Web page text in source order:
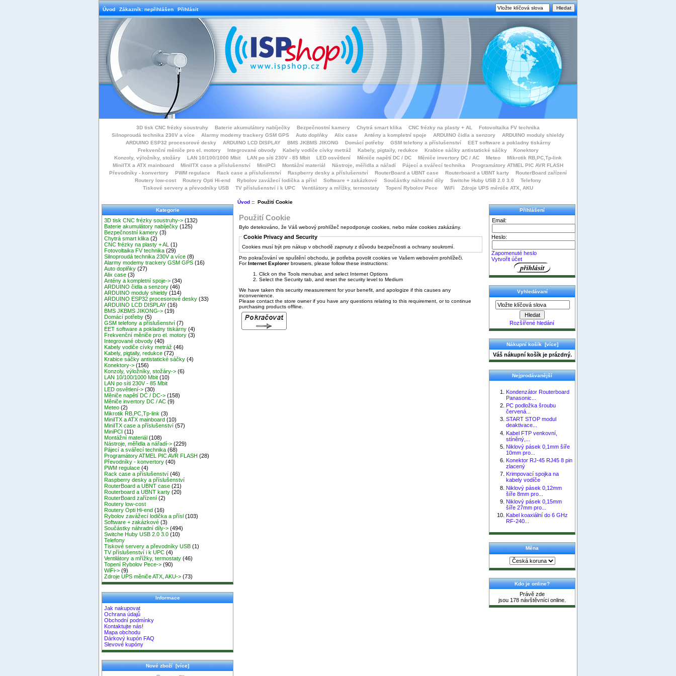
Úvod Zákazník: nepřihlášen Přihlásit
3D tisk CNC frézky soustruhy Baterie akumulátory nabíječky Bezpečnostní kamery Chytrá smart klika CNC frézky na plasty + AL
Fotovoltaika FV technika
Silnoproudá technika 230V a více
Alarmy modemy trackery GSM GPS Auto doplňky Alix case Antény a kompletní spoje ARDUINO čidla a senzory
ARDUINO moduly shieldy
ARDUINO ESP32 procesorové desky
ARDUINO LCD DISPLAY BMS JKBMS JIKONG Domácí potřeby GSM telefony a příslušenství
EET software a pokladny tiskárny
Frekvenční měniče pro el. motory
Integrované obvody Kabely vodiče cívky metráž Kabely, pigtaily, redukce Krabice sáčky antistatické sáčky
Konektory
Konzoly, výložníky, stožáry
LAN 10/100/1000 Mbit LAN po síti 230V - 85 Mbit LED osvětlení Měniče napětí DC / DC Měniče invertory DC / AC Meteo
Mikrotik RB,PC,Tp-link
MiniITX a ATX mainboard
MiniITX case a příslušenství MiniPCI Montážní materiál Nástroje, měřidla a nářadí Pájecí a svářecí technika
Programátory ATMEL PIC AVR FLASH
Převodníky - konvertory
PWM regulace Rack case a příslušenství Raspberry desky a příslušenství RouterBoard a UBNT case Routerboard a UBNT karty
RouterBoard zařízení
Routery low-cost
Routery Opti Hi-end Rybolov zavážecí lodička a přísl Software + zakázkové Součástky náhradní díly Switche Huby USB 2.0 3.0
Telefony
Tiskové servery a převodníky USB
TV příslušenství i k UPC Ventilátory a mřížky, termostaty Topení Rybolov Pece WiFi Zdroje UPS měniče ATX, AKU
Kategorie
3D tisk CNC frézky soustruhy-> (132)
Baterie akumulátory nabíječky (125)
Bezpečnostní kamery (3)
Chytrá smart klika (2)
CNC frézky na plasty + AL
(1)
Fotovoltaika FV technika (29)
Silnoproudá technika 230V a více (8)
Alarmy modemy trackery GSM GPS (16)
Auto doplňky (27)
Alix case (3)
Antény a kompletní spoje-> (34)
ARDUINO čidla a senzory (46)
ARDUINO moduly shieldy (114)
ARDUINO ESP32 procesorové desky (33)
ARDUINO LCD DISPLAY (16)
BMS JKBMS JIKONG-> (19)
Domácí potřeby (5)
GSM telefony a příslušenství (7)
EET software a pokladny tiskárny (4)
Frekvenční měniče pro el. motory (3)
Integrované obvody (40)
Kabely vodiče cívky metráž (46)
Kabely, pigtaily, redukce (72)
Krabice sáčky antistatické sáčky (4)
Konektory-> (156)
Konzoly, výložníky, stožáry-> (6)
LAN 10/100/1000 Mbit (10)
LAN po síti 230V - 85 Mbit
LED osvětlení-> (30)
Měniče napětí DC / DC-> (158)
Měniče invertory DC / AC (9)
Meteo (2)
Mikrotik RB,PC,Tp-link (3)
MiniITX a ATX mainboard (10)
MiniITX case a příslušenství (57)
MiniPCI (11)
Montážní materiál (108)
Nástroje, měřidla a nářadí-> (229)
Pájecí a svářecí technika (68)
Programátory ATMEL PIC AVR FLASH (28)
Převodníky - konvertory (40)
PWM regulace (4)
Rack case a příslušenství (46)
Raspberry desky a příslušenství
RouterBoard a UBNT case (21)
Routerboard a UBNT karty (20)
RouterBoard zařízení (2)
Routery low-cost
Routery Opti Hi-end (16)
Rybolov zavážecí lodička a přísl (103)
Software + zakázkové (3)
Součástky náhradní díly-> (494)
Switche Huby USB 2.0 3.0 (10)
Telefony
Tiskové servery a převodníky USB (1)
TV příslušenství i k UPC (4)
Ventilátory a mřížky, termostaty (46)
Topení Rybolov Pece-> (90)
WiFi-> (9)
Zdroje UPS měniče ATX, AKU-> (73)
Informace
Jak nakupovat
Ochrana údajů
Obchodní podmínky
Kontaktujte nás!
Mapa obchodu
Dárkový kupón FAQ
Slevové kupóny
Nové zboží [více]
Úvod:: Použití Cookie
Použití Cookie
Bylo detekováno, že Váš webový prohlížeč nepodporuje cookies, nebo máte cookies zakázány.
Cookie Privacy and Security
Cookies musí být pro nákup v obchodě zapnuty z důvodu bezpečnosti a ochrany soukromí.
Pro pokračování ve spuštění obchodu, je potřeba povolit cookies ve Vašem webovém prohlížeči.
ForInternet Explorer browsers, please follow these instructions:
Click on the Tools menubar, and select Internet Options
Select the Security tab, and reset the security level to Medium
We have taken this security measurement for your benefit, and apologize if this causes any
inconvenience.
Please contact the store owner if you have any questions relating to this requirement, or to continue
purchasing products offline.
Přihlášení
Email:
Heslo:
Zapomenuté heslo
Vytvořit účet
Vyhledávaní
Rozšířené hledání
Nákupní košík [více]
Váš nákupní košík je prázdný.
Nejprodávanější
Kondenzátor Routerboard
Panasonic...
PC podložka šroubu
červená...
START STOP modul
deaktivace...
Kabel FTP venkovní,
stíněný,...
Niklový pásek 0,1mm šíře
10mm pro...
Konektor RJ-45 RJ45 8 pin
zlacený
Krimpovací spojka na
kabely vodíče
Niklový pásek 0,12mm
šíře 8mm pro...
Niklový pásek 0,15mm
šíře 27mm pro...
Kabel koaxiální do 6 GHz
RF-240...
Měna
Kdo je online?
Právě zde
jsou 178 návštěvníci online.